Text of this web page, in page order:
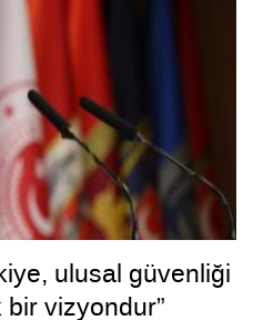
ulusal güvenliği
vizyondur”